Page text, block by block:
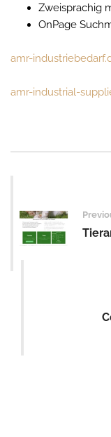
Zweisprachig
OnPage
amr-
amr-industrial-
navigation